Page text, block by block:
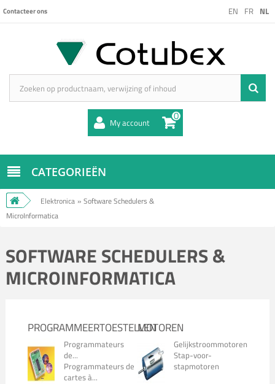
EN FR NL
Contacteer ons
My account 0
CATEGORIEËN
Elektronica » Software Schedulers &
MicroInformatica
SOFTWARE SCHEDULERS &
MICROINFORMATICA
PROGRAMMEERTOESTELLEN
Programmateurs
de...
Programmateurs de
cartes à...
MOTOREN
Gelijkstroommotoren
Stap-voor-
stapmotoren